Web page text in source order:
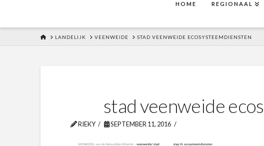
HOME REGIONAAL
HOMELANDELIJK VEENWEIDE STAD VEENWEIDE ECOSYSTEEMDIENSTEN
stad veenweide
RIEKY SEPTEMBER 11, 2016